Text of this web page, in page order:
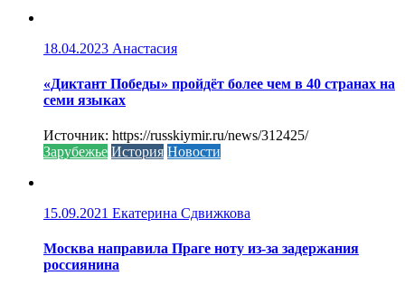
18.04.2023 Анастасия
«Диктант Победы» пройдёт более чем в 40 странах на
семи языках
Источник: https://russkiymir.ru/news/312425/
Зарубежье История Новости
15.09.2021 Екатерина Сдвижкова
Москва направила Праге ноту из-за задержания
россиянина